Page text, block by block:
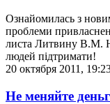
Ознайомилась з
проблеми
листа Литвину В.М.
людей підтримати!
20 октября 2011,
Не меняйте